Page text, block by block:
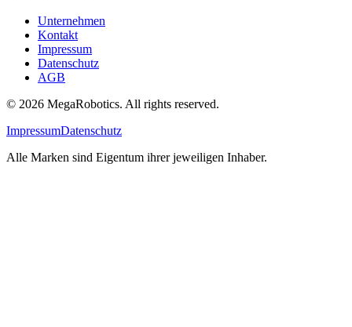
Unternehmen
Kontakt
Impressum
Datenschutz
AGB
© 2026 MegaRobotics. All rights reserved.
ImpressumDatenschutz
Alle Marken sind Eigentum ihrer jeweiligen Inhaber.